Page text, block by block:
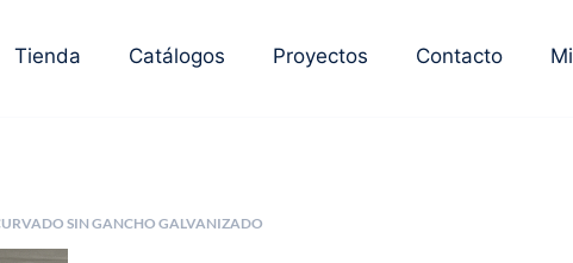
Tienda Catálogos Proyectos Contacto
SIN GANCHO GALVANIZADO